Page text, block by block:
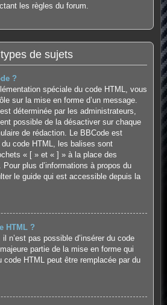
les règles du forum.
de sujets
?
spéciale du code HTML, vous
sur la mise en forme d’un message.
déterminée par les administrateurs,
possible de la désactiver sur chaque
de rédaction. Le BBCode est
du code HTML, les balises sont
« [ » et « ] » à la place des
plus d’informations à propos du
le guide qui est accessible depuis la
HTML ?
n’est pas possible d’insérer du code
partie de la mise en forme qui
code HTML peut être remplacée par du